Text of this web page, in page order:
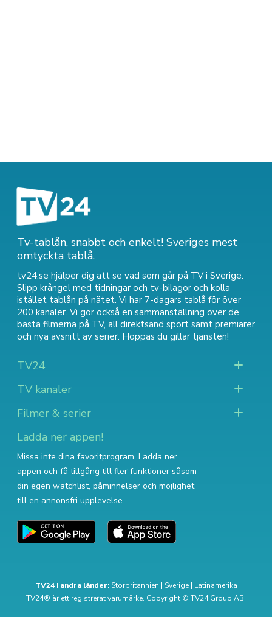
Tv-tablån, snabbt och enkelt! Sveriges mest
omtyckta tablå.
tv24.se hjälper dig att se vad som går på TV i Sverige.
Slipp krångel med tidningar och tv-bilagor och kolla
istället tablån på nätet. Vi har 7-dagars tablå för över
200 kanaler. Vi gör också en sammanställning över de
bästa filmerna på TV, all direktsänd sport samt premiärer
och nya avsnitt av serier. Hoppas du gillar tjänsten!
TV24
TV kanaler
Filmer & serier
Ladda ner appen!
Missa inte dina favoritprogram. Ladda ner
appen och få tillgång till fler funktioner såsom
din egen watchlist, påminnelser och möjlighet
till en annonsfri upplevelse.
TV24 i andra länder: Storbritannien | Sverige| Latinamerika
TV24® är ett registrerat varumärke. Copyright © TV24 Group AB.